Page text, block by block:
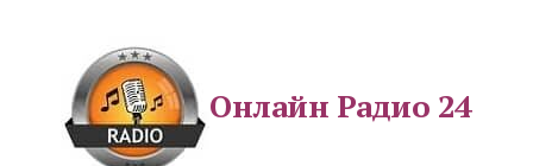
Онлайн Радио 24